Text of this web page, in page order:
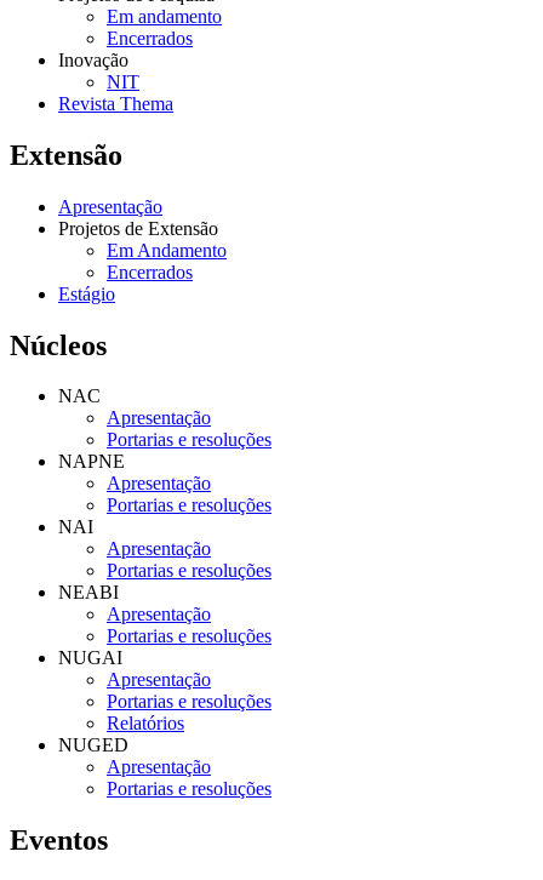
Em andamento
Encerrados
Inovação
NIT
Revista Thema
Extensão
Apresentação
Projetos de Extensão
Em Andamento
Encerrados
Estágio
Núcleos
NAC
Apresentação
Portarias e resoluções
NAPNE
Apresentação
Portarias e resoluções
NAI
Apresentação
Portarias e resoluções
NEABI
Apresentação
Portarias e resoluções
NUGAI
Apresentação
Portarias e resoluções
Relatórios
NUGED
Apresentação
Portarias e resoluções
Eventos